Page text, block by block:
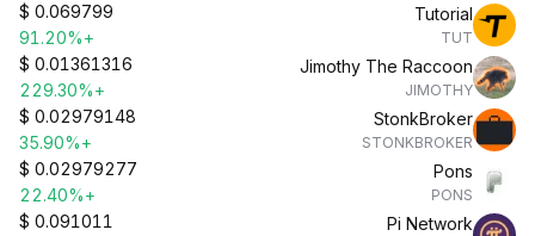
Tutorial
TUT
$ 0.069799
+91.20%
Jimothy The Raccoon
JIMOTHY
$ 0.01361316
+229.30%
StonkBroker
STONKBROKER
$ 0.02979148
+35.90%
Pons
PONS
$ 0.02979277
+22.40%
Pi Network
$ 0.091011